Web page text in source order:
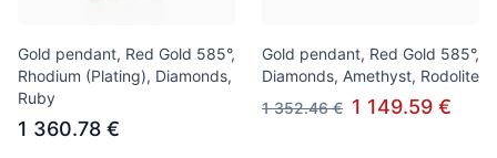
Gold pendant, Red Gold 585°,
Rhodium (Plating), Diamonds,
Ruby
1 360.78 €
Gold pendant, Red Gold 585°,
Diamonds, Amethyst, Rodolite
1 352.46 € 1 149.59 €